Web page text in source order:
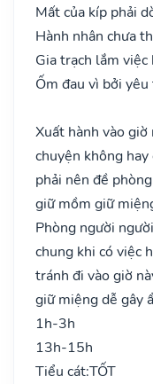
Mất của kíp phải
Hành nhân chưa
Gia trạch lắm việc
Ốm đau vì bởi
Xuất hành vào giờ
chuyện không
phải nên đề
giữ mồm giữ
Phòng người
chung khi có việc
tránh đi vào giờ
giữ miệng dễ gây
1h-3h
13h-15h
Tiểu cát:TỐT